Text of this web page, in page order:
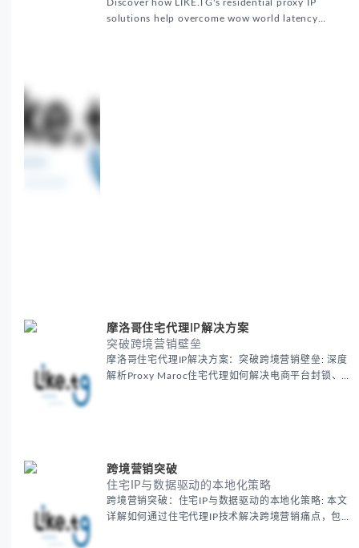
Discover how LIKE.TG's residential proxy IP
solutions help overcome wow world latency
摩洛哥住宅代理IP解决方案
突破跨境营销壁垒
摩洛哥住宅代理IP解决方案：突破跨境营销壁垒: 深度
解析Proxy Maroc住宅代理如何解决电商平台封锁、社
跨境营销突破
住宅IP与数据驱动的本地化策略
跨境营销突破：住宅IP与数据驱动的本地化策略: 本文
详解如何通过住宅代理IP技术解决跨境营销痛点，包括